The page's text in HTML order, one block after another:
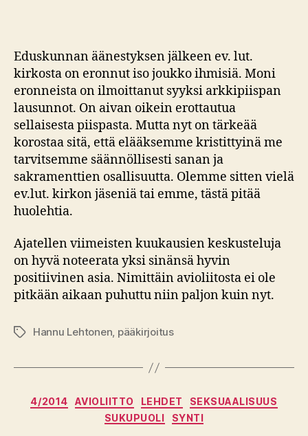
Eduskunnan äänestyksen jälkeen ev. lut.
kirkosta on eronnut iso joukko ihmisiä. Moni
eronneista on ilmoittanut syyksi arkkipiispan
lausunnot. On aivan oikein erottautua
sellaisesta piispasta. Mutta nyt on tärkeää
korostaa sitä, että elääksemme kristittyinä me
tarvitsemme säännöllisesti sanan ja
sakramenttien osallisuutta. Olemme sitten vielä
ev.lut. kirkon jäseniä tai emme, tästä pitää
huolehtia.
Ajatellen viimeisten kuukausien keskusteluja
on hyvä noteerata yksi sinänsä hyvin
positiivinen asia. Nimittäin avioliitosta ei ole
pitkään aikaan puhuttu niin paljon kuin nyt.
Avainsanat
Hannu Lehtonen, pääkirjoitus
Kategoriat
4/2014 AVIOLIITTO LEHDET
SEKSUAALISUUS
SUKUPUOLI
SYNTI